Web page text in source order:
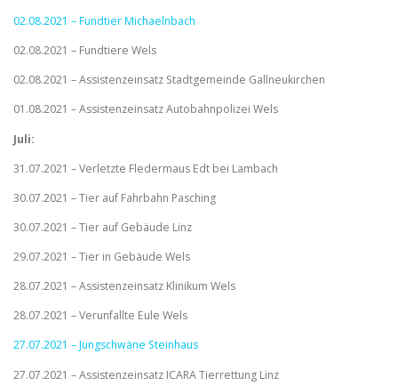
02.08.2021 – Fundtier Michaelnbach
02.08.2021 – Fundtiere Wels
02.08.2021 – Assistenzeinsatz Stadtgemeinde Gallneukirchen
01.08.2021 – Assistenzeinsatz Autobahnpolizei Wels
Juli:
31.07.2021 – Verletzte Fledermaus Edt bei Lambach
30.07.2021 – Tier auf Fahrbahn Pasching
30.07.2021 – Tier auf Gebäude Linz
29.07.2021 – Tier in Gebäude Wels
28.07.2021 – Assistenzeinsatz Klinikum Wels
28.07.2021 – Verunfallte Eule Wels
27.07.2021 – Jungschwäne Steinhaus
27.07.2021 – Assistenzeinsatz ICARA Tierrettung Linz